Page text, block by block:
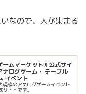
なので、人が集まる
ムマーケット』公式サイ
ナログゲーム・ テーブル
イベント
規模のアナログゲームイベント
サイトです。